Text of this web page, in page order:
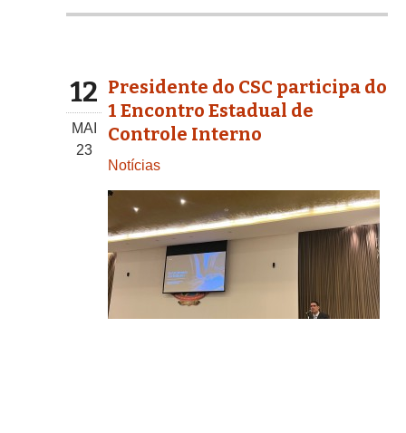
12
MAI
23
Presidente do CSC participa do
1 Encontro Estadual de
Controle Interno
Notícias